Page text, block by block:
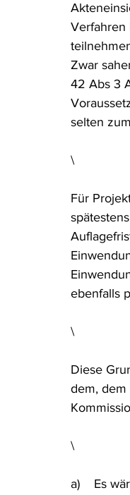
Verfahren
Zwar
42 Abs 3
selten
\
Für
ebenfalls
\
Diese
dem, dem
\
a)    Es